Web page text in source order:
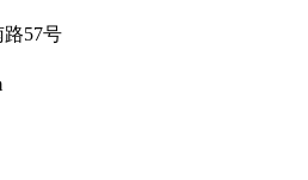
57号